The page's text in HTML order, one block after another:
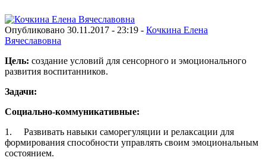
Опубликовано 30.11.2017 - 23:19 - Кочкина Елена
Вячеславовна
Цель: создание условий для сенсорного и эмоционального
развития воспитанников.
Задачи:
Социально-коммуникативные:
1. Развивать навыки саморегуляции и релаксации для
формирования способности управлять своим эмоциональным
состоянием.